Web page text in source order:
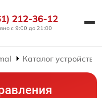
212-36-12
с 9:00 до 21:00
Каталог устройств